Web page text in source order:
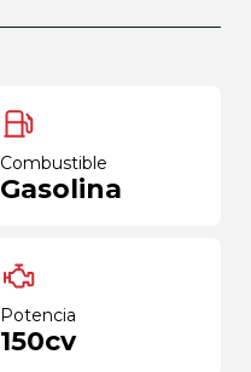
Combustible
Gasolina
Potencia
150cv